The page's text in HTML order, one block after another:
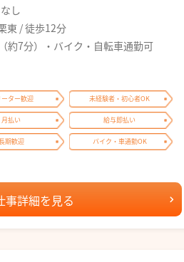
し
東 / 徒歩12分
約7分）・バイク・自転車通勤可
ーター歓迎 未経験者・初心者OK
月払い 給与即払い
期歓迎 バイク・車通勤OK
事詳細を見る